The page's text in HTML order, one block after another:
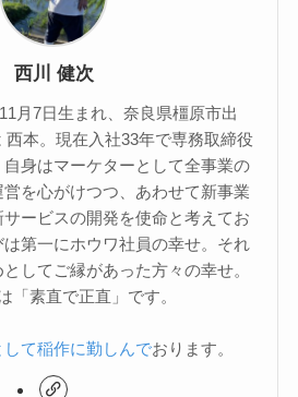
西川 健次
月7日生まれ、奈良県橿原市出
本。現在入社33年で専務取締役
身はマーケターとして全事業の
を心がけつつ、あわせて新事業
ービスの開発を使命と考えてお
は第一にホウワ社員の幸せ。それ
してご縁があった方々の幸せ。
「素直で正直」です。
て稲作に勤しんでおります。